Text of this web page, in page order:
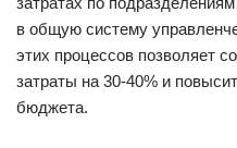
в общую систему
этих процессов позволяет
затраты на 30-40% и
бюджета.